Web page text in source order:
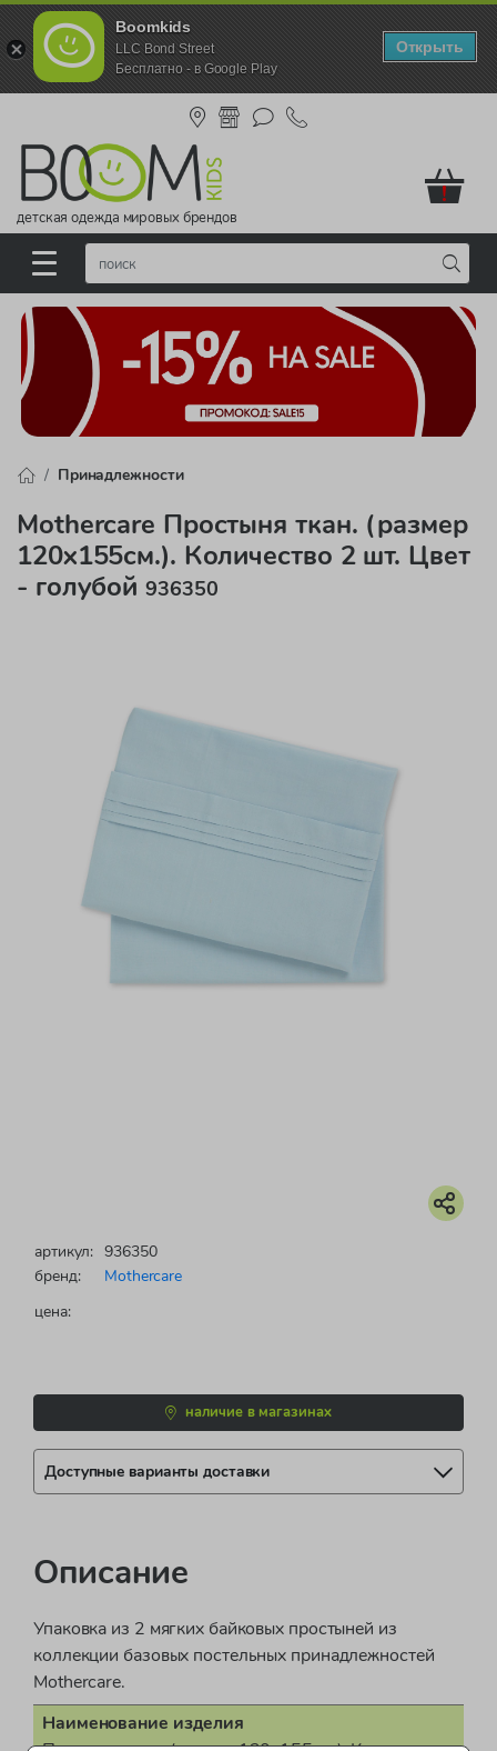
Boomkids
LLC Bond Street
Бесплатно - в Google Play
Открыть
детская одежда мировых брендов
!
Принадлежности
Mothercare Простыня ткан. (размер
120х155см.). Количество 2 шт. Цвет
- голубой936350
артикул: 936350
бренд:
Mothercare
цена:
наличие в магазинах
Доступные варианты доставки
Описание
Упаковка из 2 мягких байковых простыней из
коллекции базовых постельных принадлежностей
Mothercare.
Наименование изделия